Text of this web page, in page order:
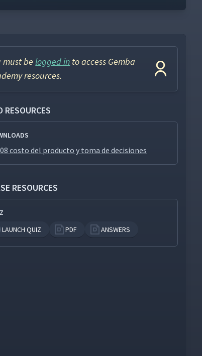
must be logged in to access Gemba
resources.
RESOURCES
08 costo del producto y toma de decisiones
RESOURCES
LAUNCH QUIZ
PDF ANSWERS